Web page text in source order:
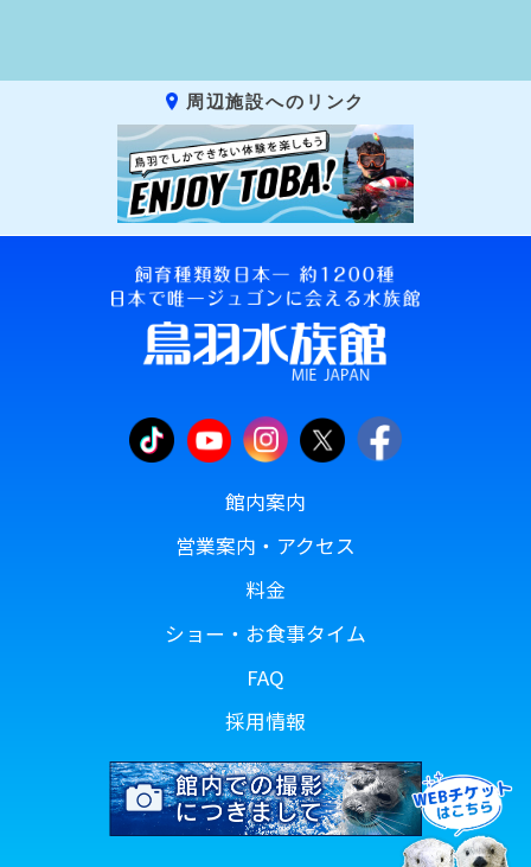
周辺施設へのリンク
館内案内
営業案内・アクセス
料金
ショー・お食事タイム
FAQ
採用情報